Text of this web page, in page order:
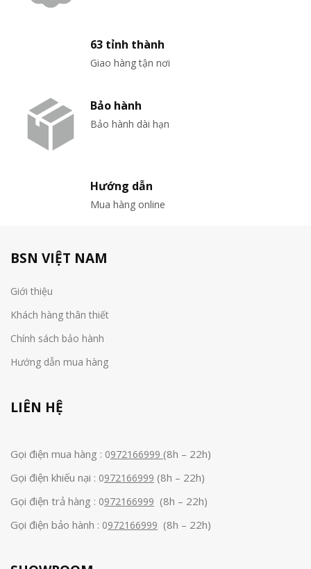
63 tỉnh thành
Giao hàng tận nơi
Bảo hành
Bảo hành dài hạn
Hướng dẫn
Mua hàng online
BSN VIỆT NAM
Giới thiệu
Khách hàng thân thiết
Chính sách bảo hành
Hướng dẫn mua hàng
LIÊN HỆ
Gọi điện mua hàng : 0972166999 (8h – 22h)
Gọi điện khiếu nại : 0972166999 (8h – 22h)
Gọi điện trả hàng : 0972166999 (8h – 22h)
Gọi điện bảo hành : 0972166999 (8h – 22h)